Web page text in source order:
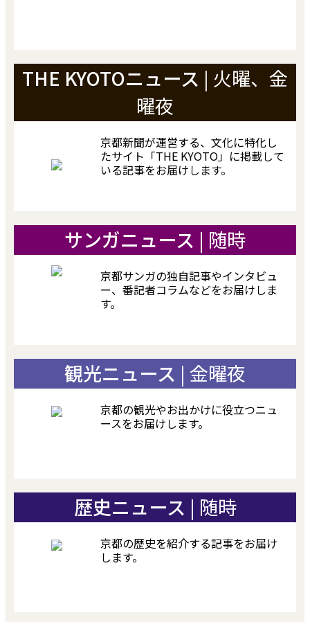
THE KYOTOニュース | 火曜、金
曜夜
京都新聞が運営する、文化に特化し
たサイト「THE KYOTO」に掲載して
いる記事をお届けします。
サンガニュース | 随時
京都サンガの独自記事やインタビュ
ー、番記者コラムなどをお届けしま
す。
観光ニュース | 金曜夜
京都の観光やお出かけに役立つニュ
ースをお届けします。
歴史ニュース | 随時
京都の歴史を紹介する記事をお届け
します。